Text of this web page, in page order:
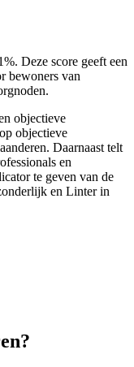
Deze score geeft een
bewoners van
objectieve
objectieve
Daarnaast telt
en
te geven van de
en Linter in